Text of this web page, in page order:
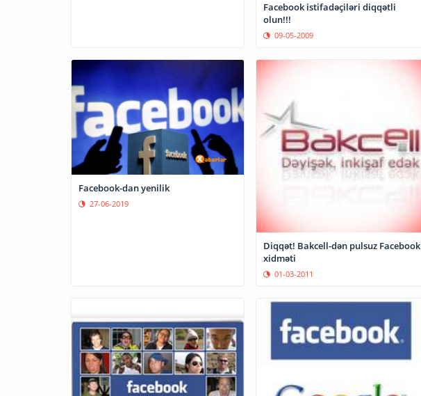
Facebook istifadəçiləri diqqətli
olun!!!
09-05-2009
Facebook-dan yenilik
27-06-2019
Diqqət! Bakcell-dən pulsuz Facebook
xidməti
01-03-2011